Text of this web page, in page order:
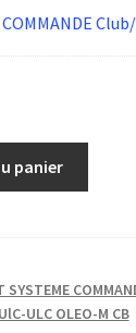
COMMANDE
panier
SYSTEME
ULC OLEO-M CB